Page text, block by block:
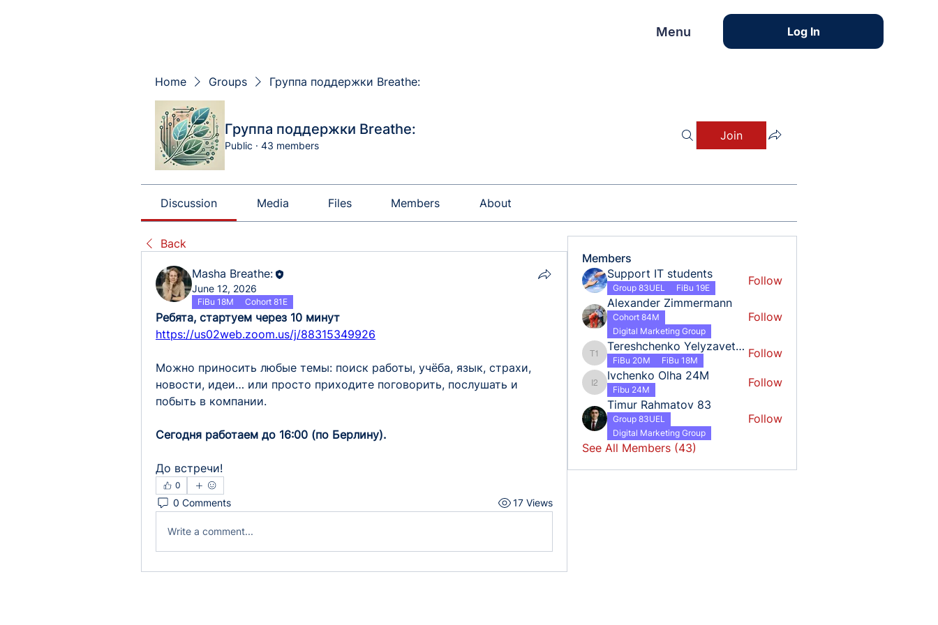
Menu Log In
Home Groups Группа поддержки Breathe:
Группа поддержки Breathe:
Public · 43 members
Join
Discussion Media Files Members About
Back
Masha Breathe:
June 12, 2026
FiBu 18M Cohort 81E
Ребята, стартуем через 10 минут
https://us02web.zoom.us/j/88315349926
Можно приносить любые темы: поиск работы, учёба, язык, страхи,
новости, идеи… или просто приходите поговорить, послушать и
побыть в компании.
Сегодня работаем до 16:00 (по Берлину).
До встречи!
0
0 Comments 17 Views
Write a comment...
Members
Support IT students
Group 83UEL FiBu 19E
Follow
Alexander Zimmermann
Cohort 84M
Digital Marketing Group
Follow
Tereshchenko Yelyzaveta 18
Tereshchenko Yelyzaveta 18
FiBu 20M FiBu 18M
Follow
Ivchenko Olha 24M
Ivchenko Olha 24M
Fibu 24M
Follow
Timur Rahmatov 83
Group 83UEL
Digital Marketing Group
Follow
See All Members (43)